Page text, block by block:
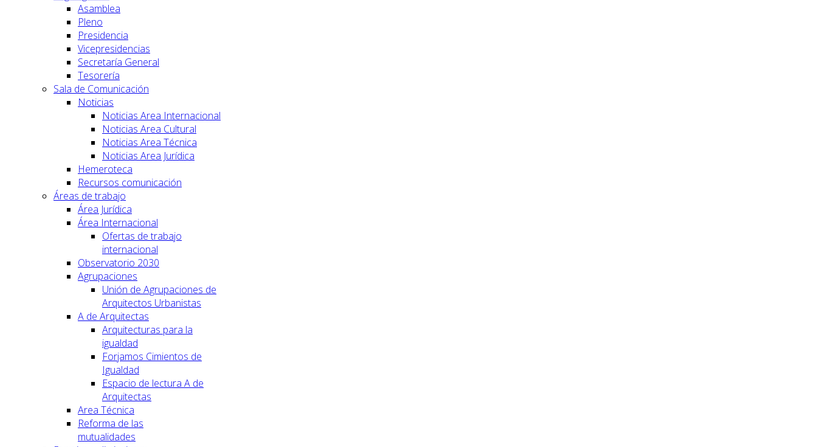
Asamblea
Pleno
Presidencia
Vicepresidencias
Secretaría General
Tesorería
Sala de Comunicación
Noticias
Noticias Area Internacional
Noticias Area Cultural
Noticias Area Técnica
Noticias Area Jurídica
Hemeroteca
Recursos comunicación
Áreas de trabajo
Área Jurídica
Área Internacional
Ofertas de trabajo
internacional
Observatorio 2030
Agrupaciones
Unión de Agrupaciones de
Arquitectos Urbanistas
A de Arquitectas
Arquitecturas para la
igualdad
Forjamos Cimientos de
Igualdad
Espacio de lectura A de
Arquitectas
Area Técnica
Reforma de las
mutualidades